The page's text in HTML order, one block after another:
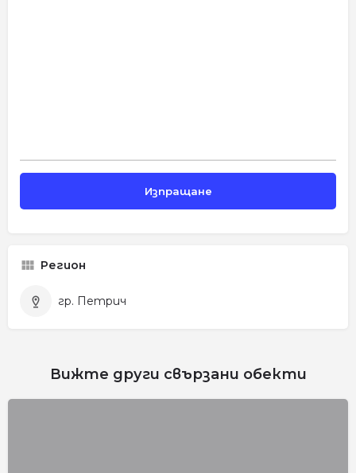
Регион
гр. Петрич
Вижте други свързани обекти